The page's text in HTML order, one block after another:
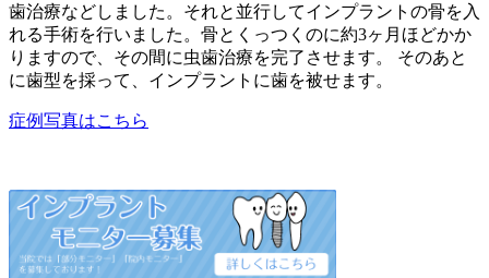
歯治療などしました。それと並行してインプラントの骨を入
れる手術を行いました。骨とくっつくのに約3ヶ月ほどかか
りますので、その間に虫歯治療を完了させます。 そのあと
に歯型を採って、インプラントに歯を被せます。
症例写真はこちら